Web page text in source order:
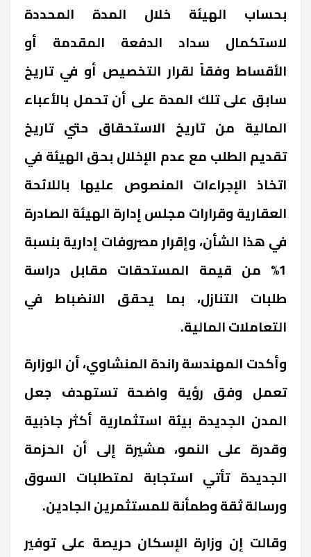
بحساب الهيئة خلال المدة المحددة
لاستكمال سداد الدفعة المقدمة أو
الأقساط وفقاً لقرار التخصيص أو في تاريخ
سابق على تلك المدة على أن تحمل بالأعباء
المالية من تاريخ الاستحقاق حتي تاريخ
تقديم الطلب مع عدم الإخلال بحق الهيئة في
اتخاذ الإجراءات المنصوص عليها باللائحة
العقارية وقرارات مجلس إدارة الهيئة الصادرة
في هذا الشأن، وإقرار مصروفات إدارية بنسبة
1% من قيمة المستحقات مقابل دراسة
طلبات التنازل، بما يحقق الانضباط في
التعاملات المالية.
وأكدت المهندسة راندة المنشاوي، أن الوزارة
تعمل وفق رؤية واضحة تستهدف جعل
المدن الجديدة بيئة استثمارية أكثر جاذبية
وقدرة على النمو، مشيرة إلى أن الحزمة
الجديدة تأتي استجابة لمتطلبات السوق
ورسالة ثقة وطمأنة للمستثمرين الجادين.
وقالت إن وزارة الإسكان حريصة على توفير